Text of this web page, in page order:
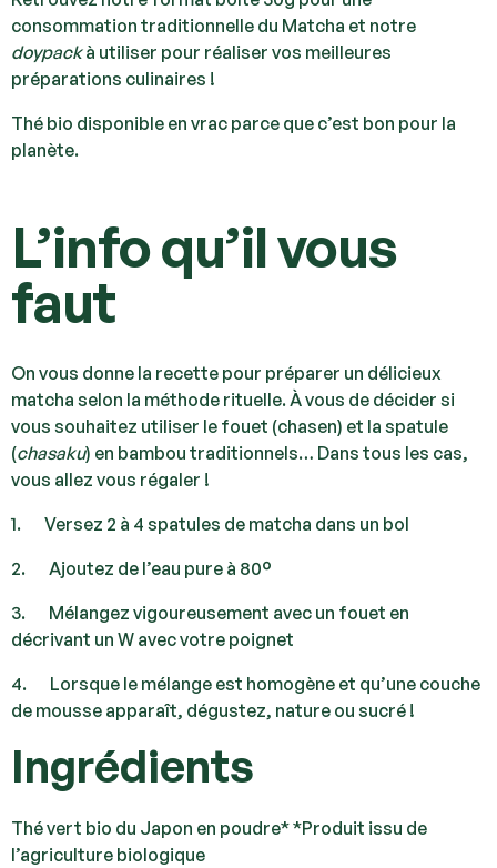
consommation traditionnelle du Matcha et notre
doypackà utiliser pour réaliser vos meilleures
préparations culinaires !
Thé bio disponible en vrac parce que c’est bon pour la
planète.
L’info qu’il vous
faut
On vous donne la recette pour préparer un délicieux
matcha selon la méthode rituelle. À vous de décider si
vous souhaitez utiliser le fouet (chasen) et la spatule
(chasaku) en bambou traditionnels… Dans tous les cas,
vous allez vous régaler !
1. Versez 2 à 4 spatules de matcha dans un bol
2. Ajoutez de l’eau pure à 80°
3. Mélangez vigoureusement avec un fouet en
décrivant un W avec votre poignet
4. Lorsque le mélange est homogène et qu’une couche
de mousse apparaît, dégustez, nature ou sucré !
Ingrédients
Thé vert bio du Japon en poudre* *Produit issu de
l’agriculture biologique